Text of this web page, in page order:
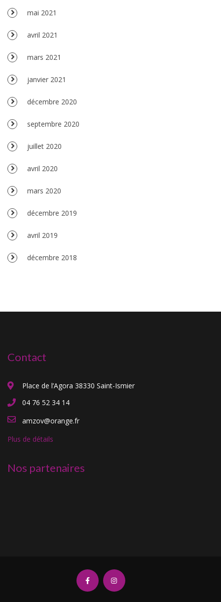
mai 2021
avril 2021
mars 2021
janvier 2021
décembre 2020
septembre 2020
juillet 2020
avril 2020
mars 2020
décembre 2019
avril 2019
décembre 2018
Contact
Place de l’Agora 38330 Saint-Ismier
04 76 52 34 14
amzov@orange.fr
Plus de détails
Nos partenaires